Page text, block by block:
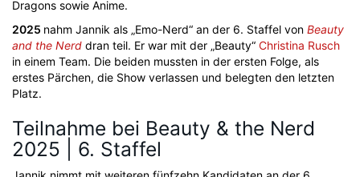
Dragons sowie Anime.
2025 nahm Jannik als „Emo-Nerd“ an der 6. Staffel von Beauty
and the Nerd dran teil. Er war mit der „Beauty“ Christina Rusch
in einem Team. Die beiden mussten in der ersten Folge, als
erstes Pärchen, die Show verlassen und belegten den letzten
Platz.
Teilnahme bei Beauty & the Nerd
2025 | 6. Staffel